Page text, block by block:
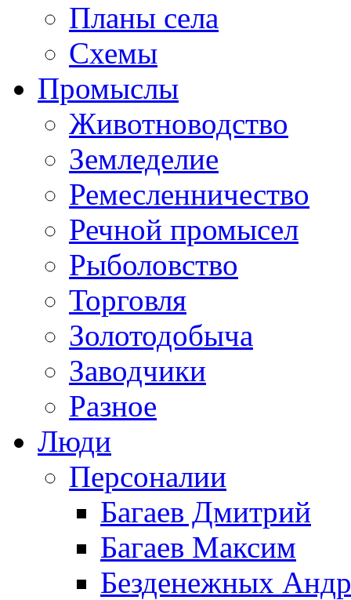
Планы села
Схемы
Промыслы
Животноводство
Земледелие
Ремесленничество
Речной промысел
Рыболовство
Торговля
Золотодобыча
Заводчики
Разное
Люди
Персоналии
Багаев Дмитрий
Багаев Максим
Безденежных